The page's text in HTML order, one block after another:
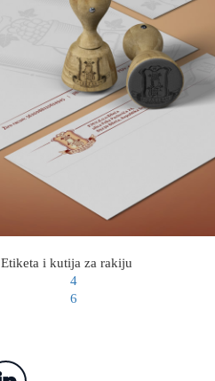
Etiketa i kutija za rakiju